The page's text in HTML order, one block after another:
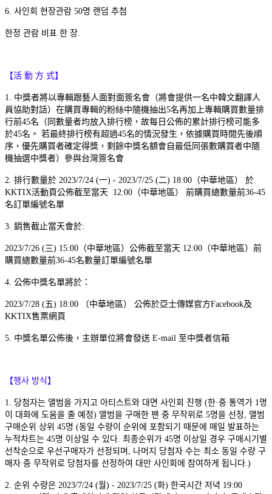
6. 사인회 현장관람 50명 랜덤 추첨
한정 관람 비표 한 장.
【活 動 方 式】
1. 中獎者將以專輯跟藝人面對面簽名會（將會提供一名中韓文翻譯人
員協助對話）在購買專輯的粉絲中隨機抽出5名再加上專輯購買數量排
行前45名（同數量者均放入排行榜，故每日公佈的累計排行榜可能多
於45名。 若最終排行榜有超過45名的情況發生，依據購買時間先後順
序，優先購買者確定得獎，剩餘中獎名額會自最低同張數購買者中隨
機抽選中獎者）參與台灣簽名會
2. 排行數量於 2023/7/24 (一) - 2023/7/25 (二) 18:00（中華地區） 於
KKTIX活動頁公佈截至當天 12:00（中華地區） 前購買總數量前36-45
名訂單編號名單
3. 銷售截止當天會於:
2023/7/26 (三) 15:00（中華地區）公佈截至當天 12:00（中華地區）前
購買總數量前36-45名數量訂單編號名單
4. 公佈中獎名單將於：
2023/7/28 (五) 18:00 （中華地區） 公佈於亞士傳媒官方Facebook及
KKTIX售票網頁
5. 中獎名單公佈後，主辦單位將會發送 E-mail 至中獎者信箱
【행사 방식】
1. 당첨자는 앨범을 가지고 아티스트와 대면 사인회 진행 (한·중 통역가 1명
이 대화에 도움을 줄 예정) 앨범을 구매한 팬 중 무작위로 5명을 선정, 앨범
구매순위 상위 45명 (동일 수량이 순위에 포함되기 때문에 매일 발표하는
누적차트는 45명 이상일 수 있다. 최종순위가 45명 이상일 경우 구매시기별
선착순으로 우선구매자가 선정되며, 나머지 당첨자 수는 최소 동일 수량 구
매자 중 무작위로 당첨자를 선정하여 대만 사인회에 참여하게 됩니다.)
2. 순위 수량은 2023/7/24 (월) - 2023/7/25 (화) 한국시간 저녁 19:00